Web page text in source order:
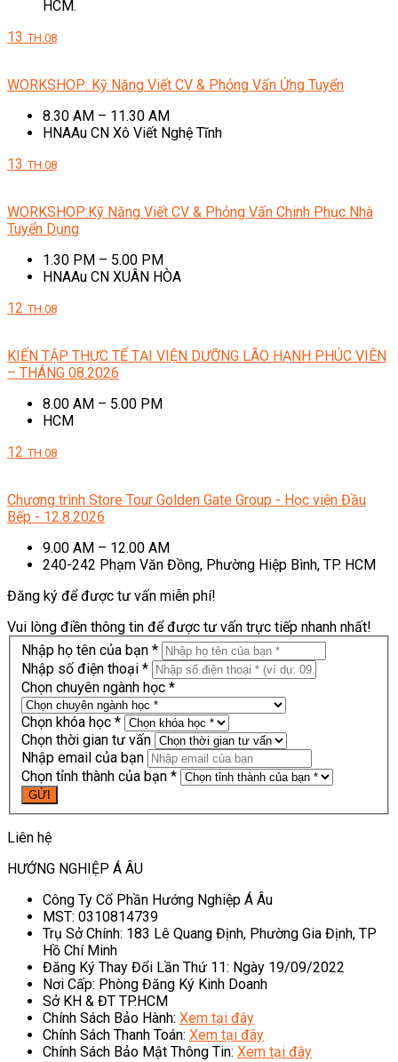
HCM.
13 TH.08
WORKSHOP: Kỹ Năng Viết CV & Phỏng Vấn Ứng Tuyển
8.30 AM – 11.30 AM
HNAAu CN Xô Viết Nghệ Tĩnh
13 TH.08
WORKSHOP:Kỹ Năng Viết CV & Phỏng Vấn Chinh Phục Nhà
Tuyển Dụng
1.30 PM – 5.00 PM
HNAAu CN XUÂN HÒA
12 TH.08
KIẾN TẬP THỰC TẾ TẠI VIỆN DƯỠNG LÃO HẠNH PHÚC VIÊN
– THÁNG 08.2026
8.00 AM – 5.00 PM
HCM
12 TH.08
Chương trình Store Tour Golden Gate Group - Học viện Đầu
Bếp - 12.8.2026
9.00 AM – 12.00 AM
240-242 Phạm Văn Đồng, Phường Hiệp Bình, TP. HCM
Đăng ký để được tư vấn miễn phí!
Vui lòng điền thông tin để được tư vấn trực tiếp nhanh nhất!
Nhập họ tên của bạn *
Nhập số điện thoại *
Chọn chuyên ngành học *
Chọn khóa học *
Chọn thời gian tư vấn
Nhập email của bạn
Chọn tỉnh thành của bạn *
Liên hệ
HƯỚNG NGHIỆP Á ÂU
Công Ty Cổ Phần Hướng Nghiệp Á Âu
MST: 0310814739
Trụ Sở Chính: 183 Lê Quang Định, Phường Gia Định, TP
Hồ Chí Minh
Đăng Ký Thay Đổi Lần Thứ 11: Ngày 19/09/2022
Nơi Cấp: Phòng Đăng Ký Kinh Doanh
Sở KH & ĐT TP.HCM
Chính Sách Bảo Hành: Xem tại đây
Chính Sách Thanh Toán: Xem tại đây
Chính Sách Bảo Mật Thông Tin: Xem tại đây